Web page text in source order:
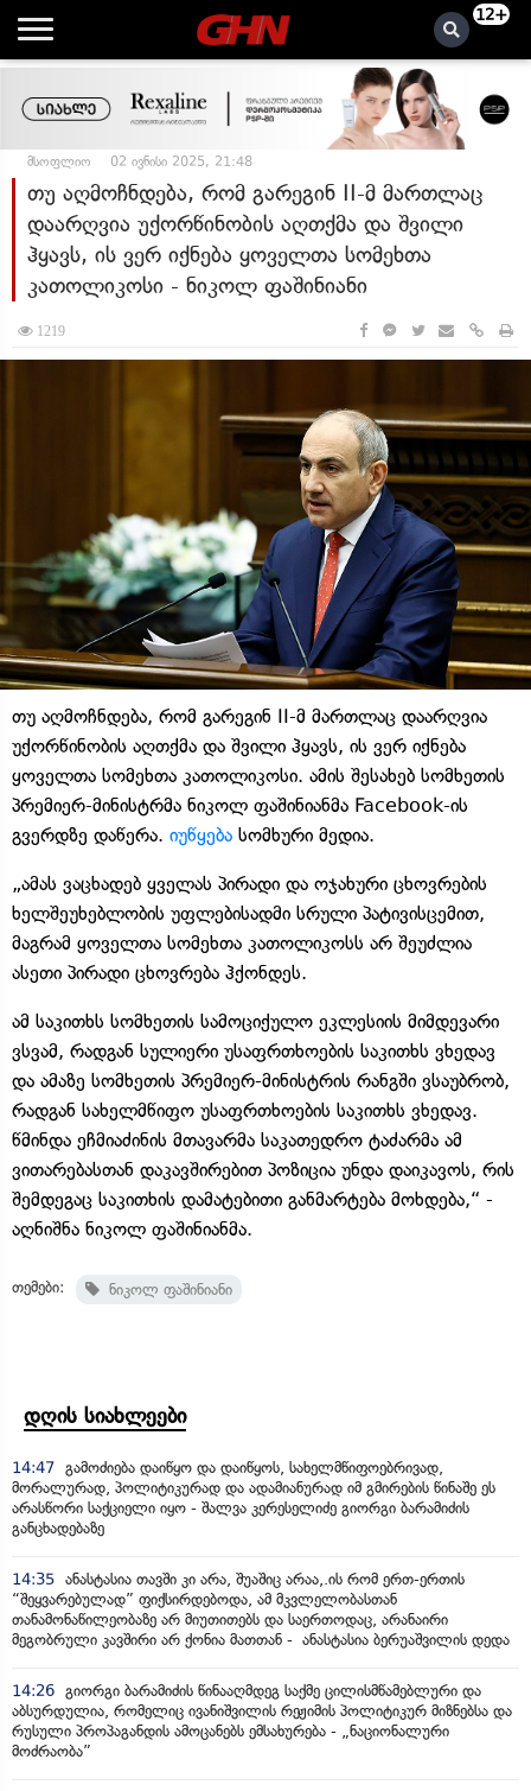
12+
მსოფლიო 02 ივნისი 2025, 21:48
თუ აღმოჩნდება, რომ გარეგინ II-მ მართლაც
დაარღვია უქორწინობის აღთქმა და შვილი
ჰყავს, ის ვერ იქნება ყოველთა სომეხთა
კათოლიკოსი - ნიკოლ ფაშინიანი
1219
თუ აღმოჩნდება, რომ გარეგინ II-მ მართლაც დაარღვია
უქორწინობის აღთქმა და შვილი ჰყავს, ის ვერ იქნება
ყოველთა სომეხთა კათოლიკოსი. ამის შესახებ სომხეთის
პრემიერ-მინისტრმა ნიკოლ ფაშინიანმა Facebook-ის
გვერდზე დაწერა. იუწყება სომხური მედია.
„ამას ვაცხადებ ყველას პირადი და ოჯახური ცხოვრების
ხელშეუხებლობის უფლებისადმი სრული პატივისცემით,
მაგრამ ყოველთა სომეხთა კათოლიკოსს არ შეუძლია
ასეთი პირადი ცხოვრება ჰქონდეს.
ამ საკითხს სომხეთის სამოციქულო ეკლესიის მიმდევარი
ვსვამ, რადგან სულიერი უსაფრთხოების საკითხს ვხედავ
და ამაზე სომხეთის პრემიერ-მინისტრის რანგში ვსაუბრობ,
რადგან სახელმწიფო უსაფრთხოების საკითხს ვხედავ.
წმინდა ეჩმიაძინის მთავარმა საკათედრო ტაძარმა ამ
ვითარებასთან დაკავშირებით პოზიცია უნდა დაიკავოს, რის
შემდეგაც საკითხის დამატებითი განმარტება მოხდება,“ -
აღნიშნა ნიკოლ ფაშინიანმა.
თემები: ნიკოლ ფაშინიანი
დღის სიახლეები
14:47 გამოძიება დაიწყო და დაიწყოს, სახელმწიფოებრივად,
მორალურად, პოლიტიკურად და ადამიანურად იმ გმირების წინაშე ეს
არასწორი საქციელი იყო - შალვა კერესელიძე გიორგი ბარამიძის
განცხადებაზე
14:35 ანასტასია თავში კი არა, შუაშიც არაა,.ის რომ ერთ-ერთის
“შეყვარებულად” ფიქსირდებოდა, ამ მკვლელობასთან
თანამონაწილეობაზე არ მიუთითებს და საერთოდაც, არანაირი
მეგობრული კავშირი არ ქონია მათთან - ანასტასია ბერუაშვილის დედა
14:26 გიორგი ბარამიძის წინააღმდეგ საქმე ცილისმწამებლური და
აბსურდულია, რომელიც ივანიშვილის რეჟიმის პოლიტიკურ მიზნებსა და
რუსული პროპაგანდის ამოცანებს ემსახურება - „ნაციონალური
მოძრაობა”